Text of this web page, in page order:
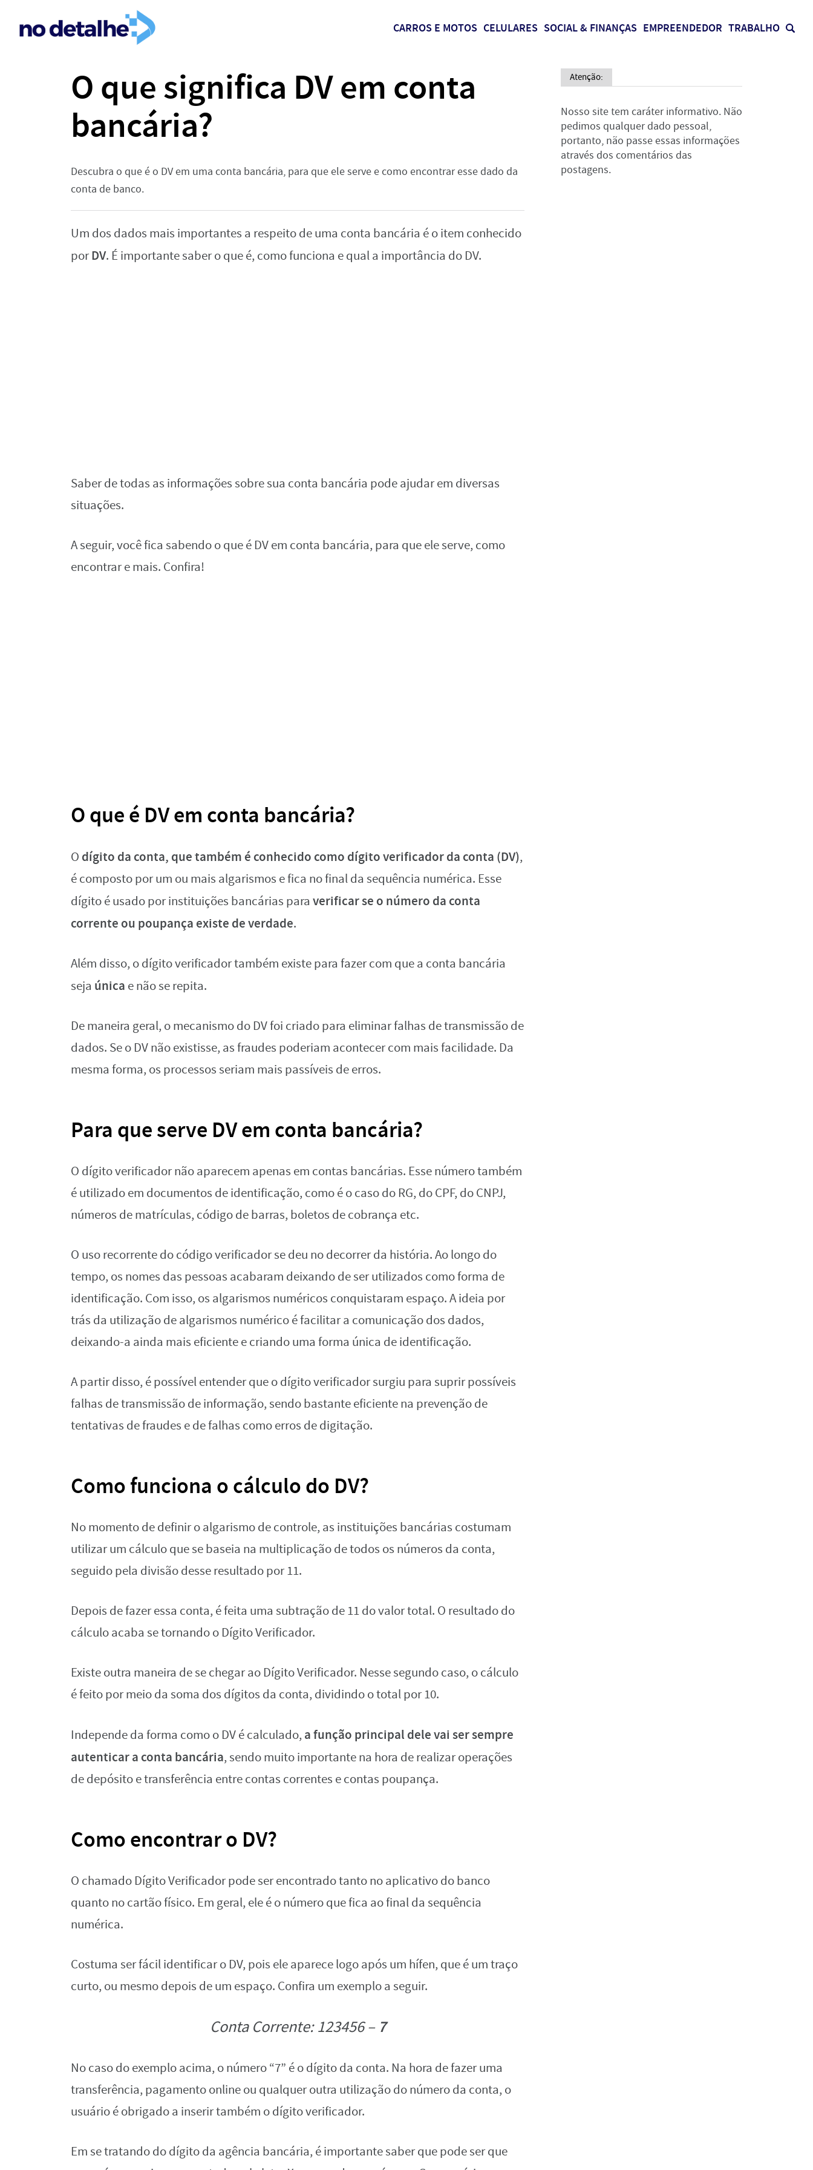
CARROS E MOTOS CELULARES SOCIAL & FINANÇAS EMPREENDEDOR TRABALHO
O que significa DV em conta
bancária?
Descubra o que é o DV em uma conta bancária, para que ele serve e como encontrar esse dado da
conta de banco.
Um dos dados mais importantes a respeito de uma conta bancária é o item conhecido
porDV. É importante saber o que é, como funciona e qual a importância do DV.
Saber de todas as informações sobre sua conta bancária pode ajudar em diversas
situações.
A seguir, você fica sabendo o que é DV em conta bancária, para que ele serve, como
encontrar e mais. Confira!
O que é DV em conta bancária?
O dígito da conta, que também é conhecido como dígito verificador da conta (DV),
é composto por um ou mais algarismos e fica no final da sequência numérica. Esse
dígito é usado por instituições bancárias para verificar se o número da conta
corrente ou poupança existe de verdade.
Além disso, o dígito verificador também existe para fazer com que a conta bancária
seja única e não se repita.
De maneira geral, o mecanismo do DV foi criado para eliminar falhas de transmissão de
dados. Se o DV não existisse, as fraudes poderiam acontecer com mais facilidade. Da
mesma forma, os processos seriam mais passíveis de erros.
Para que serve DV em conta bancária?
O dígito verificador não aparecem apenas em contas bancárias. Esse número também
é utilizado em documentos de identificação, como é o caso do RG, do CPF, do CNPJ,
números de matrículas, código de barras, boletos de cobrança etc.
O uso recorrente do código verificador se deu no decorrer da história. Ao longo do
tempo, os nomes das pessoas acabaram deixando de ser utilizados como forma de
identificação. Com isso, os algarismos numéricos conquistaram espaço. A ideia por
trás da utilização de algarismos numérico é facilitar a comunicação dos dados,
deixando-a ainda mais eficiente e criando uma forma única de identificação.
A partir disso, é possível entender que o dígito verificador surgiu para suprir possíveis
falhas de transmissão de informação, sendo bastante eficiente na prevenção de
tentativas de fraudes e de falhas como erros de digitação.
Como funciona o cálculo do DV?
No momento de definir o algarismo de controle, as instituições bancárias costumam
utilizar um cálculo que se baseia na multiplicação de todos os números da conta,
seguido pela divisão desse resultado por 11.
Depois de fazer essa conta, é feita uma subtração de 11 do valor total. O resultado do
cálculo acaba se tornando o Dígito Verificador.
Existe outra maneira de se chegar ao Dígito Verificador. Nesse segundo caso, o cálculo
é feito por meio da soma dos dígitos da conta, dividindo o total por 10.
Independe da forma como o DV é calculado, a função principal dele vai ser sempre
autenticar a conta bancária, sendo muito importante na hora de realizar operações
de depósito e transferência entre contas correntes e contas poupança.
Como encontrar o DV?
O chamado Dígito Verificador pode ser encontrado tanto no aplicativo do banco
quanto no cartão físico. Em geral, ele é o número que fica ao final da sequência
numérica.
Costuma ser fácil identificar o DV, pois ele aparece logo após um hífen, que é um traço
curto, ou mesmo depois de um espaço. Confira um exemplo a seguir.
Conta Corrente: 123456 – 7
No caso do exemplo acima, o número “7” é o dígito da conta. Na hora de fazer uma
transferência, pagamento online ou qualquer outra utilização do número da conta, o
usuário é obrigado a inserir também o dígito verificador.
Em se tratando do dígito da agência bancária, é importante saber que pode ser que
Atenção:
Nosso site tem caráter informativo. Não
pedimos qualquer dado pessoal,
portanto, não passe essas informações
através dos comentários das
postagens.